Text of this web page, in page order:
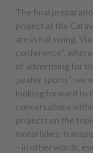
The final
project at the
are in full swing.
conference“,
of advertising for
„water sports“, we
looking forward to
conversations
projects on the
motorbikes,
– in other words,